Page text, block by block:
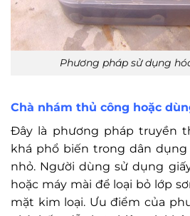
Phương pháp sử dụng
Chà nhám thủ công hoặc
Đây là phương pháp truyền
khá phổ biến trong dân dụng
nhỏ. Người dùng sử dụng
hoặc máy mài để loại bỏ lớp
mặt kim loại. Ưu điểm của